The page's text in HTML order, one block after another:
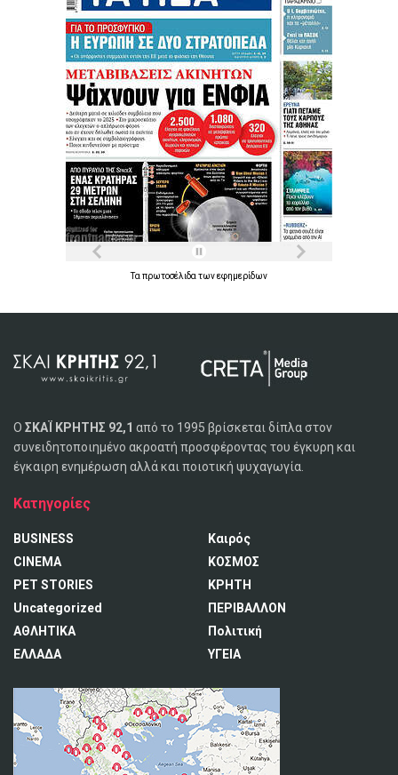
Τα πρωτοσέλιδα τωνεφημερίδων
Ο ΣΚΑΪ ΚΡΗΤΗΣ 92,1 από το 1995 βρίσκεται δίπλα στον
συνειδητοποιημένο ακροατή προσφέροντας του έγκυρη και
έγκαιρη ενημέρωση αλλά και ποιοτική ψυχαγωγία.
Κατηγορίες
BUSINESS
CINEMA
PET STORIES
Uncategorized
ΑΘΛΗΤΙΚΑ
ΕΛΛΑΔΑ
Καιρός
ΚΟΣΜΟΣ
ΚΡΗΤΗ
ΠΕΡΙΒΑΛΛΟΝ
Πολιτική
ΥΓΕΙΑ